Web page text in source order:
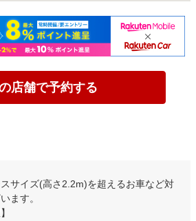
店舗で予約する
サイズ(高さ2.2m)を超えるお車など対
ます。